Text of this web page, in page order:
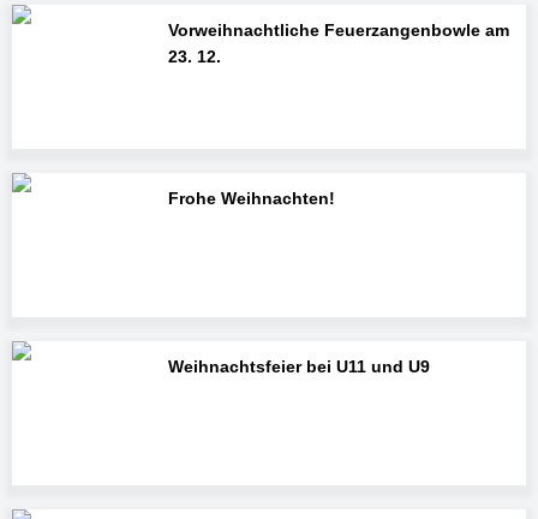
Vorweihnachtliche Feuerzangenbowle am
23. 12.
Frohe Weihnachten!
Weihnachtsfeier bei U11 und U9